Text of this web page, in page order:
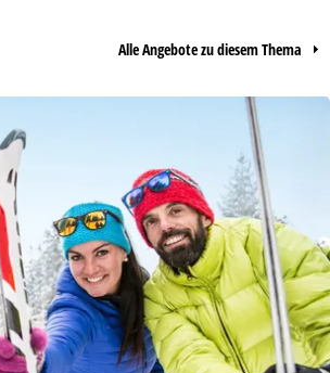
Alle Angebote zu diesem Thema